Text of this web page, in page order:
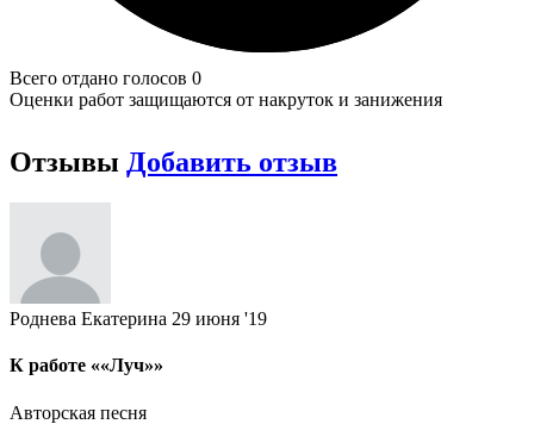
Всего отдано голосов 0
Оценки работ защищаются от накруток и занижения
Отзывы Добавить отзыв
Роднева Екатерина 29 июня '19
К работе ««Луч»»
Авторская песня